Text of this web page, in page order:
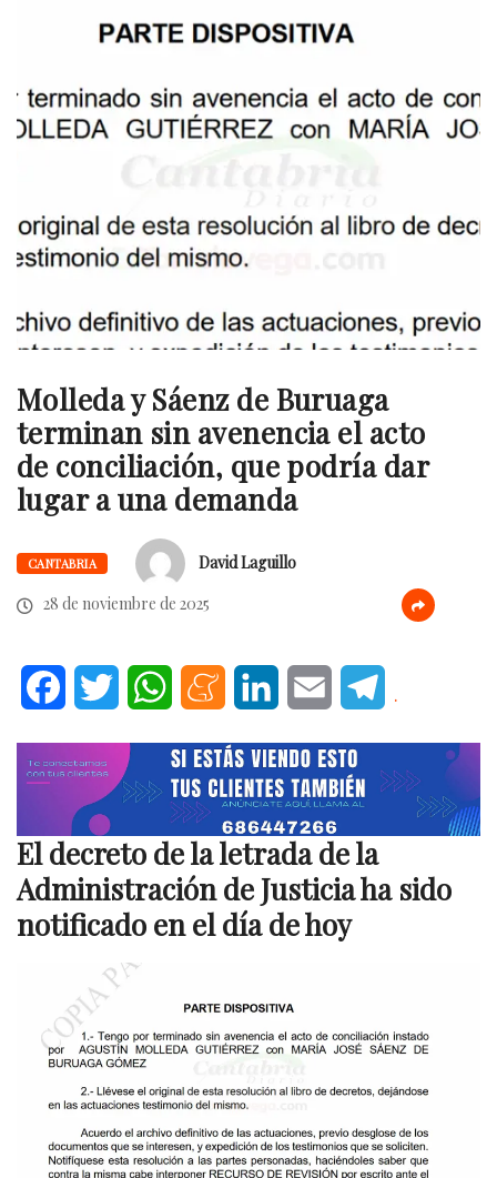
Molleda y Sáenz de Buruaga
terminan sin avenencia el acto
de conciliación, que podría dar
lugar a una demanda
CANTABRIA
David Laguillo
28 de noviembre de 2025
FacebookTwitter WhatsAppMeneameLinkedInEmail .
El decreto de la letrada de la
Administración de Justicia ha sido
notificado en el día de hoy